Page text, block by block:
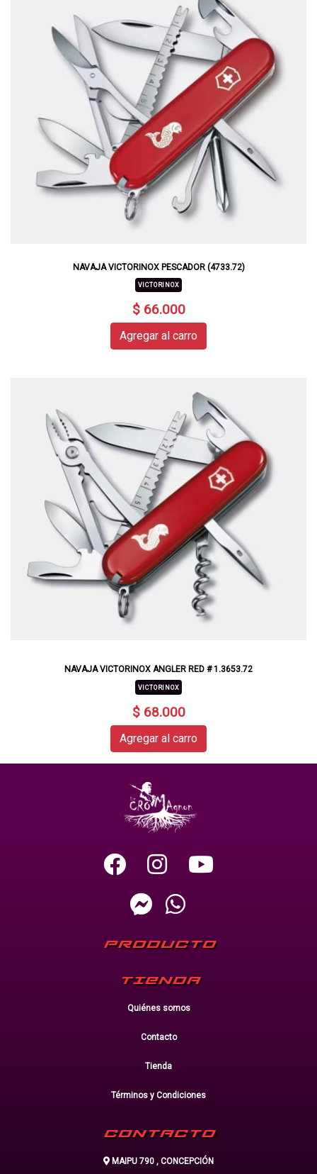
NAVAJA VICTORINOX PESCADOR (4733.72)
VICTORINOX
$ 66.000
Agregar al carro
NAVAJA VICTORINOX ANGLER RED # 1.3653.72
VICTORINOX
$ 68.000
Agregar al carro
PRODUCTO
TIENDA
Quiénes somos
Contacto
Tienda
Términos y Condiciones
CONTACTO
MAIPU 790 , CONCEPCIÓN